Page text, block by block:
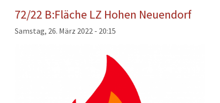
AKTUELLES
DOWNLOADS
TECHNIK
EINSÄTZE
72/22 B:Fläche LZ Hohen Neuendorf
Samstag, 26. März 2022 - 20:15